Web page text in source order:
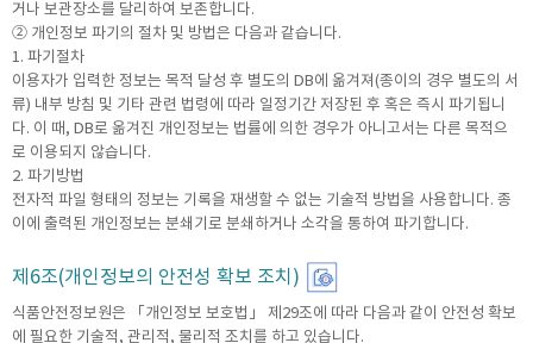
거나 보관장소를 달리하여 보존합니다.
② 개인정보 파기의 절차 및 방법은 다음과 같습니다.
1. 파기절차
이용자가 입력한 정보는 목적 달성 후 별도의 DB에 옮겨져(종이의 경우 별도의 서
류) 내부 방침 및 기타 관련 법령에 따라 일정기간 저장된 후 혹은 즉시 파기됩니
다. 이 때, DB로 옮겨진 개인정보는 법률에 의한 경우가 아니고서는 다른 목적으
로 이용되지 않습니다.
2. 파기방법
전자적 파일 형태의 정보는 기록을 재생할 수 없는 기술적 방법을 사용합니다. 종
이에 출력된 개인정보는 분쇄기로 분쇄하거나 소각을 통하여 파기합니다.
제6조(개인정보의 안전성 확보 조치)
식품안전정보원은 「개인정보 보호법」 제29조에 따라 다음과 같이 안전성 확보
에 필요한 기술적, 관리적, 물리적 조치를 하고 있습니다.